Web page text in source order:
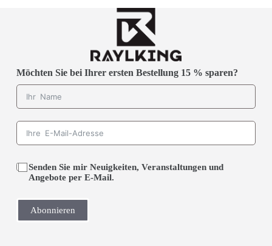
Möchten Sie bei Ihrer ersten Bestellung 15 % sparen?
Senden Sie mir Neuigkeiten, Veranstaltungen und
Angebote per E-Mail.
Abonnieren